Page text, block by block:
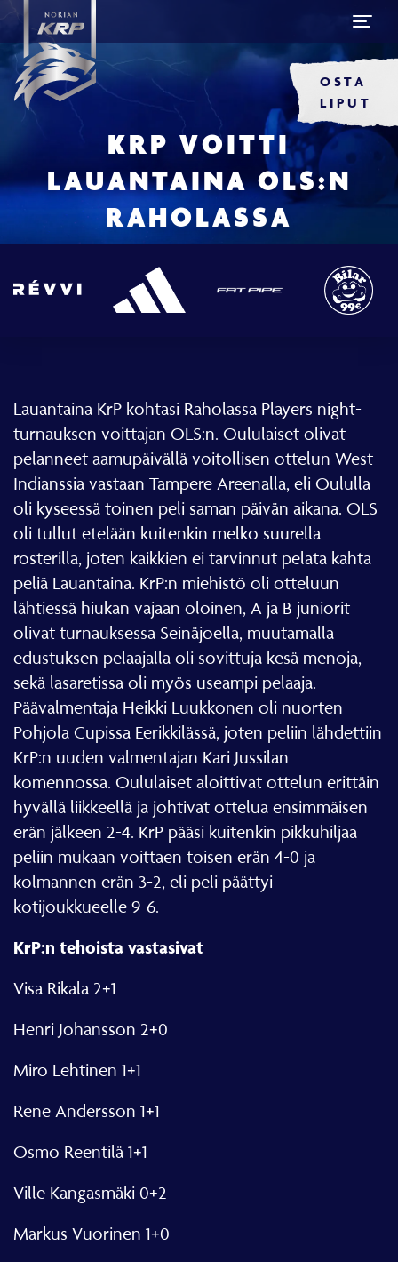
OSTA
LIPUT
KRP VOITTI
LAUANTAINA OLS:N
RAHOLASSA
Lauantaina KrP kohtasi Raholassa Players night-
turnauksen voittajan OLS:n. Oululaiset olivat
pelanneet aamupäivällä voitollisen ottelun West
Indianssia vastaan Tampere Areenalla, eli Oululla
oli kyseessä toinen peli saman päivän aikana. OLS
oli tullut etelään kuitenkin melko suurella
rosterilla, joten kaikkien ei tarvinnut pelata kahta
peliä Lauantaina. KrP:n miehistö oli otteluun
lähtiessä hiukan vajaan oloinen, A ja B juniorit
olivat turnauksessa Seinäjoella, muutamalla
edustuksen pelaajalla oli sovittuja kesä menoja,
sekä lasaretissa oli myös useampi pelaaja.
Päävalmentaja Heikki Luukkonen oli nuorten
Pohjola Cupissa Eerikkilässä, joten peliin lähdettiin
KrP:n uuden valmentajan Kari Jussilan
komennossa. Oululaiset aloittivat ottelun erittäin
hyvällä liikkeellä ja johtivat ottelua ensimmäisen
erän jälkeen 2-4. KrP pääsi kuitenkin pikkuhiljaa
peliin mukaan voittaen toisen erän 4-0 ja
kolmannen erän 3-2, eli peli päättyi
kotijoukkueelle 9-6.
KrP:n tehoista vastasivat
Visa Rikala 2+1
Henri Johansson 2+0
Miro Lehtinen 1+1
Rene Andersson 1+1
Osmo Reentilä 1+1
Ville Kangasmäki 0+2
Markus Vuorinen 1+0